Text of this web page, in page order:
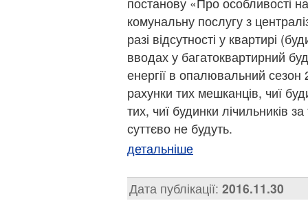
комунальну послугу з
разі відсутності у квартирі
вводах у багатоквартирний
енергії в опалювальний
рахунки тих мешканців, чиї
тих, чиї будинки лічильників
суттєво не будуть.
детальніше
Дата публікації: 2016.11.30